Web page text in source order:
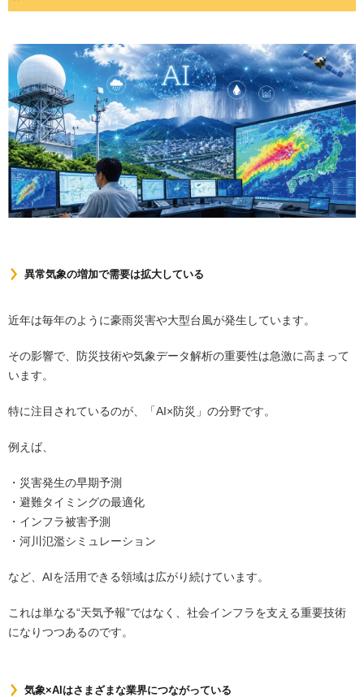
異常気象の増加で需要は拡大している
近年は毎年のように豪雨災害や大型台風が発生しています。
その影響で、防災技術や気象データ解析の重要性は急激に高まって
います。
特に注目されているのが、「AI×防災」の分野です。
例えば、
・災害発生の早期予測
・避難タイミングの最適化
・インフラ被害予測
・河川氾濫シミュレーション
など、AIを活用できる領域は広がり続けています。
これは単なる“天気予報”ではなく、社会インフラを支える重要技術
になりつつあるのです。
気象×AIはさまざまな業界につながっている